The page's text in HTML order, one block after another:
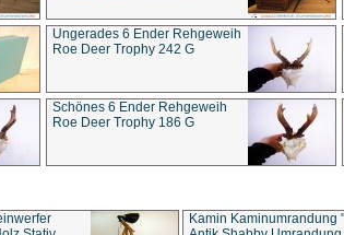
Ungerades 6 Ender Rehgeweih
Roe Deer Trophy 242 G
Schönes 6 Ender Rehgeweih
Roe Deer Trophy 186 G
Kamin Kaminumrandung